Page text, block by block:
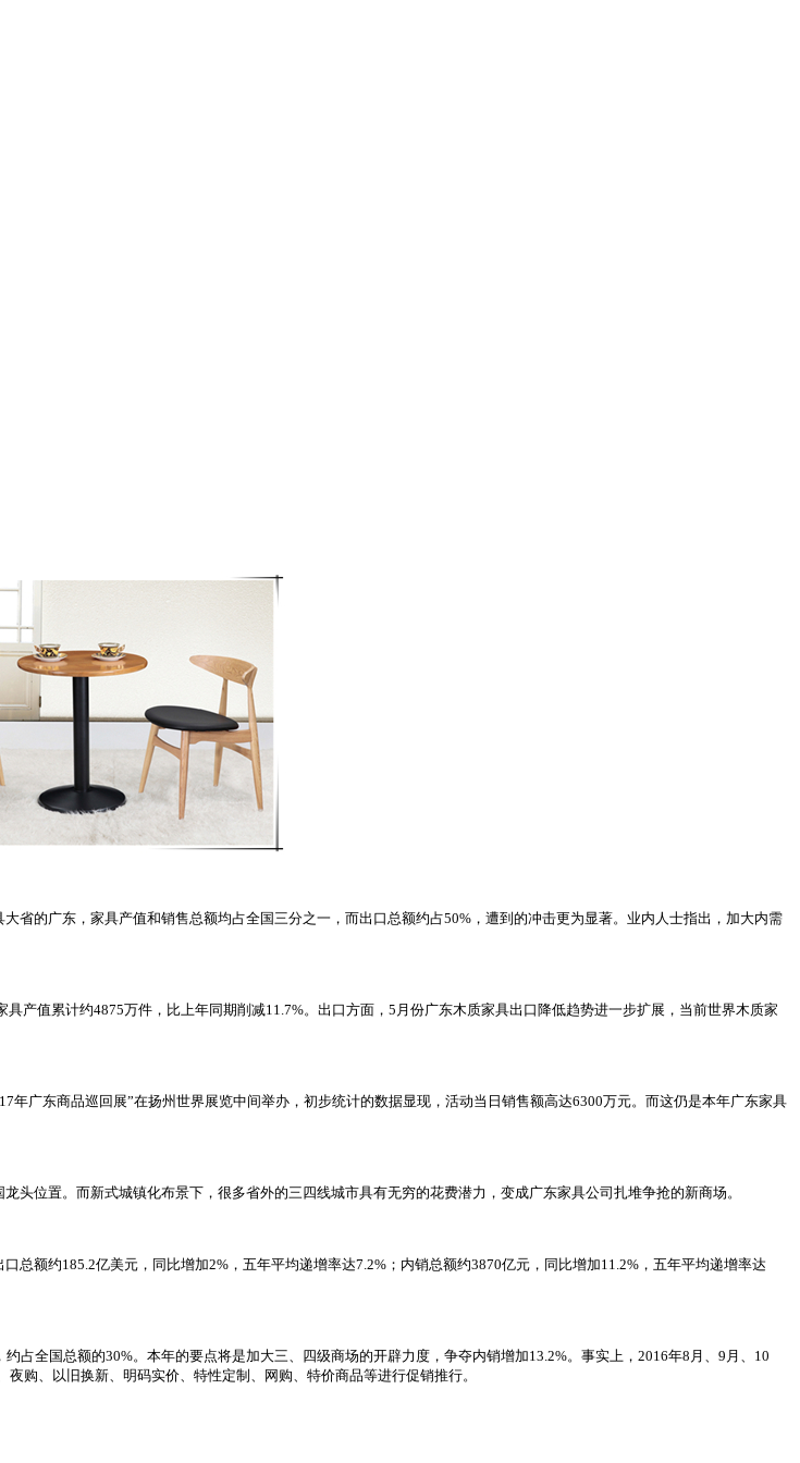
的广东，家具产值和销售总额均占全国三分之一，而出口总额约占50%，遭到的冲击更为显著。业内人士指出，加大内需
值累计约4875万件，比上年同期削减11.7%。出口方面，5月份广东木质家具出口降低趋势进一步扩展，当前世界木质家
广东商品巡回展”在扬州世界展览中间举办，初步统计的数据显现，活动当日销售额高达6300万元。而这仍是本年广东家具
头位置。而新式城镇化布景下，很多省外的三四线城市具有无穷的花费潜力，变成广东家具公司扎堆争抢的新商场。
额约185.2亿美元，同比增加2%，五年平均递增率达7.2%；内销总额约3870亿元，同比增加11.2%，五年平均递增率达
全国总额的30%。本年的要点将是加大三、四级商场的开辟力度，争夺内销增加13.2%。事实上，2016年8月、9月、10
购、以旧换新、明码实价、特性定制、网购、特价商品等进行促销推行。